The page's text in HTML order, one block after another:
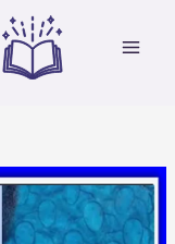
Menu
navigation